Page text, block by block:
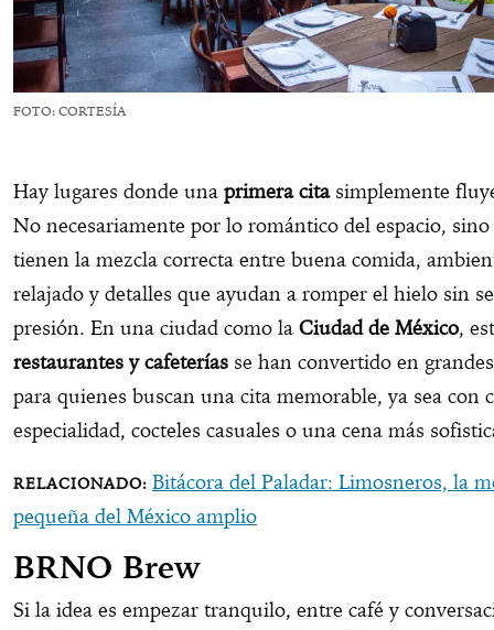
FOTO: CORTESÍA
Hay lugares donde una primera citasimplemente
No necesariamente por lo romántico del espacio,
tienen la mezcla correcta entre buena comida,
relajado y detalles que ayudan a romper el hielo sin
presión. En una ciudad como la Ciudad de México,
restaurantes y cafeterías se han convertido en
para quienes buscan una cita memorable, ya sea con
especialidad, cocteles casuales o una cena más
Bitácora del Paladar: Limosneros, la
pequeña del México amplio
BRNO Brew
Si la idea es empezar tranquilo, entre café y